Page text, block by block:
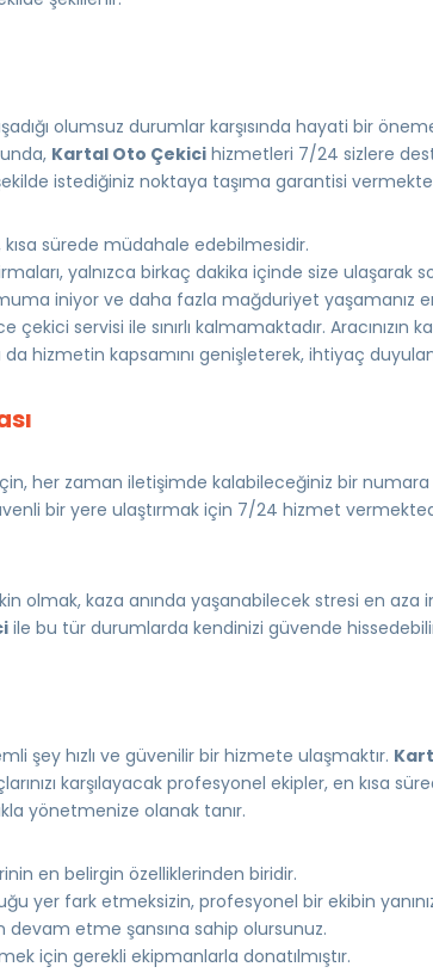
olumsuz durumlar karşısında hayati bir
Kartal Oto Çekici hizmetleri 7/24 sizlere
istediğiniz noktaya taşıma garantisi
sürede müdahale edebilmesidir.
yalnızca birkaç dakika içinde size ulaşarak
iniyor ve daha fazla mağduriyet yaşamanız
çekici servisi ile sınırlı kalmamaktadır. Aracınızın
hizmetin kapsamını genişleterek, ihtiyaç
her zaman iletişimde kalabileceğiniz bir numara
bir yere ulaştırmak için 7/24 hizmet
olmak, kaza anında yaşanabilecek stresi en aza
ile bu tür durumlarda kendinizi güvende
şey hızlı ve güvenilir bir hizmete ulaşmaktır.
karşılayacak profesyonel ekipler, en kısa
yönetmenize olanak tanır.
en belirgin özelliklerinden biridir.
yer fark etmeksizin, profesyonel bir ekibin
devam etme şansına sahip olursunuz.
için gerekli ekipmanlarla donatılmıştır.